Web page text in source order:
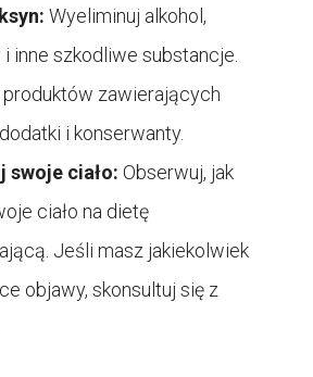
Wyeliminuj alkohol,
inne szkodliwe substancje.
produktów zawierających
i konserwanty.
swoje ciało: Obserwuj, jak
ciało na dietę
Jeśli masz jakiekolwiek
objawy, skonsultuj się z